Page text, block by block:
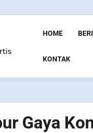
HOME
KONTAK
Gaya